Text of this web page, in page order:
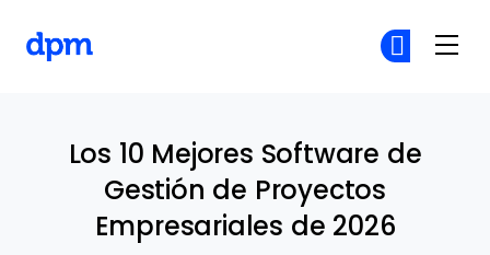
Los 10 Mejores Software de
Gestión de Proyectos
Empresariales de 2026